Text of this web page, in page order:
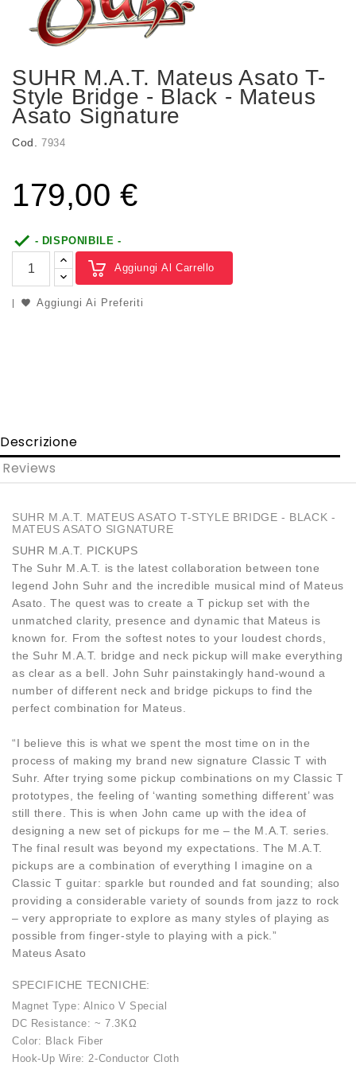
SUHR M.A.T. Mateus Asato T-
Style Bridge - Black - Mateus
Asato Signature
Cod. 7934
179,00 €
 - DISPONIBILE -
Aggiungi Al Carrello
Aggiungi Ai Preferiti
Descrizione
Reviews
SUHR M.A.T. MATEUS ASATO T-STYLE BRIDGE - BLACK -
MATEUS ASATO SIGNATURE
SUHR M.A.T. PICKUPS
The Suhr M.A.T. is the latest collaboration between tone
legend John Suhr and the incredible musical mind of Mateus
Asato. The quest was to create a T pickup set with the
unmatched clarity, presence and dynamic that Mateus is
known for. From the softest notes to your loudest chords,
the Suhr M.A.T. bridge and neck pickup will make everything
as clear as a bell. John Suhr painstakingly hand-wound a
number of different neck and bridge pickups to find the
perfect combination for Mateus.
“I believe this is what we spent the most time on in the
process of making my brand new signature Classic T with
Suhr. After trying some pickup combinations on my Classic T
prototypes, the feeling of ‘wanting something different’ was
still there. This is when John came up with the idea of
designing a new set of pickups for me – the M.A.T. series.
The final result was beyond my expectations. The M.A.T.
pickups are a combination of everything I imagine on a
Classic T guitar: sparkle but rounded and fat sounding; also
providing a considerable variety of sounds from jazz to rock
– very appropriate to explore as many styles of playing as
possible from finger-style to playing with a pick.”
Mateus Asato
SPECIFICHE TECNICHE:
Magnet Type: Alnico V Special
DC Resistance: ~ 7.3KΩ
Color: Black Fiber
Hook-Up Wire: 2-Conductor Cloth